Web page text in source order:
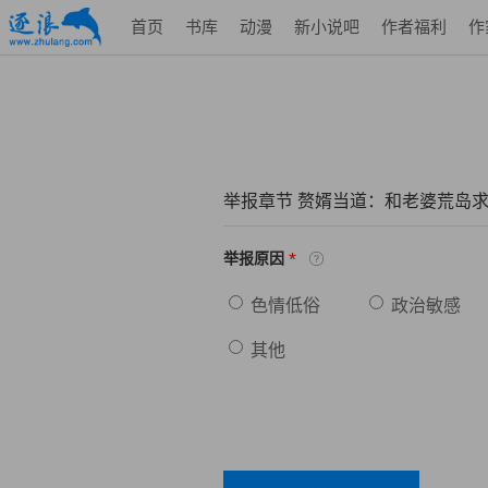
首页 书库 动漫 新小说吧 作者福利 作
举报章节 赘婿当道：和老婆荒
举报原因 *
色情低俗 政治敏感
其他